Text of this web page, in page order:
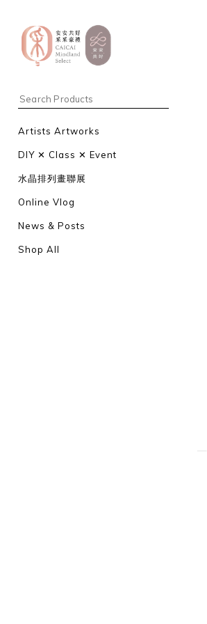
Artists Artworks
DIY ✕ Class ✕ Event
水晶排列畫聯展
Online Vlog
News & Posts
Shop All